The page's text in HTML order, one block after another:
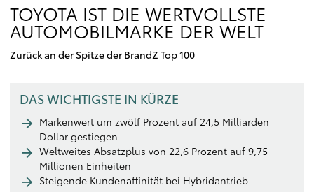
TOYOTA IST DIE WERTVOLLSTE
AUTOMOBILMARKE DER WELT
Zurück an der Spitze der BrandZ Top 100
DAS WICHTIGSTE IN KÜRZE
Markenwert um zwölf Prozent auf 24,5 Milliarden
Dollar gestiegen
Weltweites Absatzplus von 22,6 Prozent auf 9,75
Millionen Einheiten
Steigende Kundenaffinität bei Hybridantrieb